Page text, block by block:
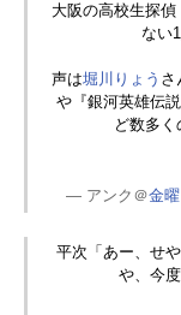
大阪の高校生探
ない
声は堀川りょう さ
や『銀河英雄伝
ど数多く
— アンク＠金
平次「あー、せ
や、今